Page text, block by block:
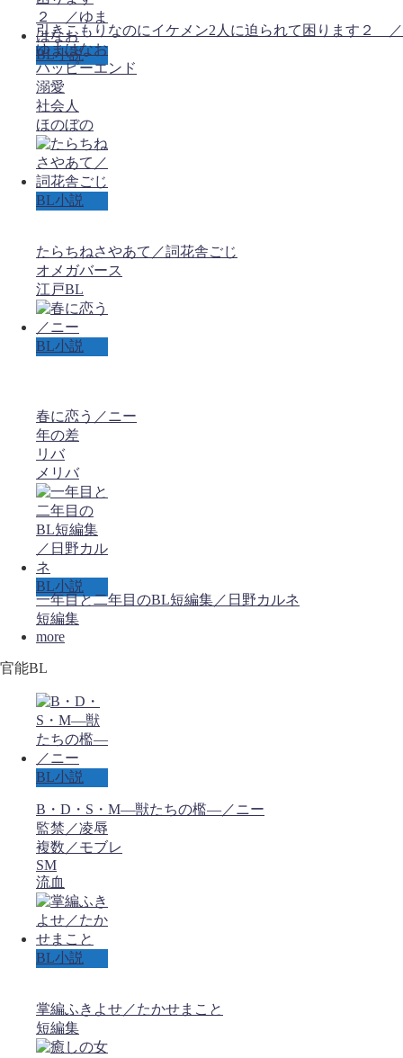
BL小説
引きこもりなのにイケメン2人に迫られて困ります２ ／
ゆまはなお
ハッピーエンド
溺愛
社会人
ほのぼの
BL小説
たらちねさやあて／詞花舎ごじ
オメガバース
江戸BL
BL小説
春に恋う／ニー
年の差
リバ
メリバ
BL小説
一年目と二年目のBL短編集／日野カルネ
短編集
more
官能BL
BL小説
B・D・S・M―獣たちの檻―／ニー
監禁／凌辱
複数／モブレ
SM
流血
BL小説
掌編ふきよせ／たかせまこと
短編集